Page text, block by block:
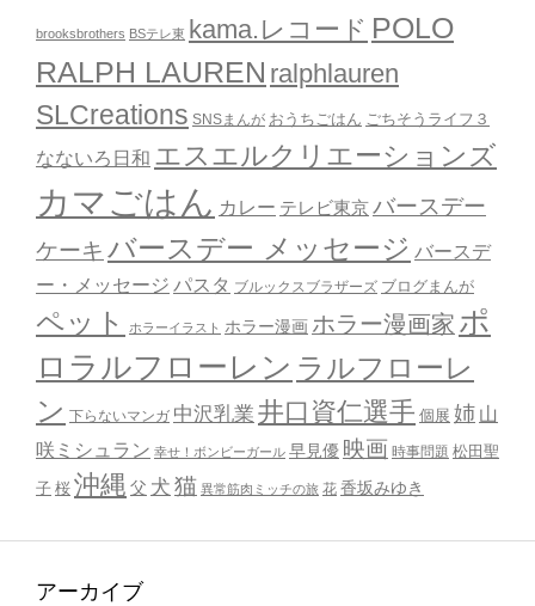
brooksbrothers BSテレ東 kama.レコード POLO
RALPH LAUREN ralphlauren
SLCreations SNSまんが おうちごはん ごちそうライフ３
なないろ日和 エスエルクリエーションズ
カマごはん カレー テレビ東京バースデー
ケーキ バースデー メッセージ バースデ
ー・メッセージ パスタ ブルックスブラザーズ ブログまんが
ペット ホラーイラスト ホラー漫画 ホラー漫画家 ポ
ロラルフローレン ラルフローレ
ン 下らないマンガ 中沢乳業 井口資仁選手 個展 姉 山
咲ミシュラン 幸せ！ボンビーガール 早見優 映画 時事問題 松田聖
子 桜 沖縄 父 犬 猫 異常筋肉ミッチの旅 花 香坂みゆき
アーカイブ